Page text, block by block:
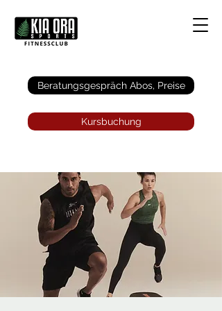
Beratungsgespräch Abos, Preise
Kursbuchung